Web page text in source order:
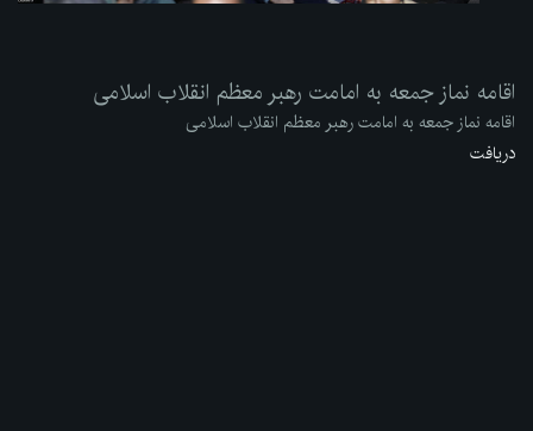
اقامه نماز جمعه به امامت رهبر معظم انقلاب اسلامی
اقامه نماز جمعه به امامت رهبر معظم انقلاب اسلامی
دریافت